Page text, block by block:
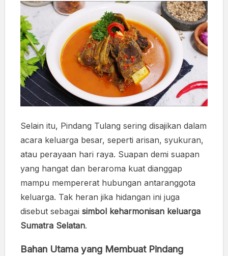
Selain itu, Pindang Tulang sering disajikan dalam
acara keluarga besar, seperti arisan, syukuran,
atau perayaan hari raya. Suapan demi suapan
yang hangat dan beraroma kuat dianggap
mampu mempererat hubungan antaranggota
keluarga. Tak heran jika hidangan ini juga
disebut sebagai simbol keharmonisan keluarga
Sumatra Selatan.
Bahan Utama yang Membuat Pindang